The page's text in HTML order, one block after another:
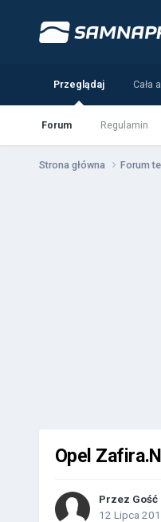
Przeglądaj
Forum Regulamin
Cała
Strona główna Forum
Opel
Przez
12 Lipca